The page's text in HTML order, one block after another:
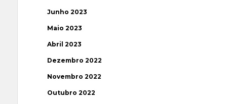
Junho 2023
Maio 2023
Abril 2023
Dezembro 2022
Novembro 2022
Outubro 2022